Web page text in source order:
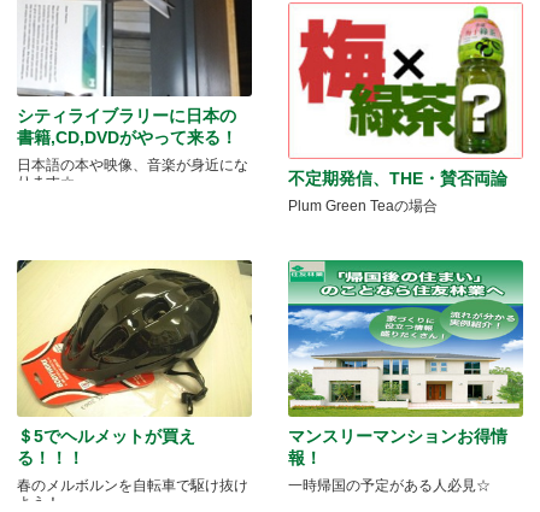
シティライブラリーに日本の
書籍,CD,DVDがやって来る！
日本語の本や映像、音楽が身近にな
ります☆
不定期発信、THE・賛否両論
Plum Green Teaの場合
＄5でヘルメットが買え
る！！！
春のメルボルンを自転車で駆け抜け
よう！
マンスリーマンションお得情
報！
一時帰国の予定がある人必見☆